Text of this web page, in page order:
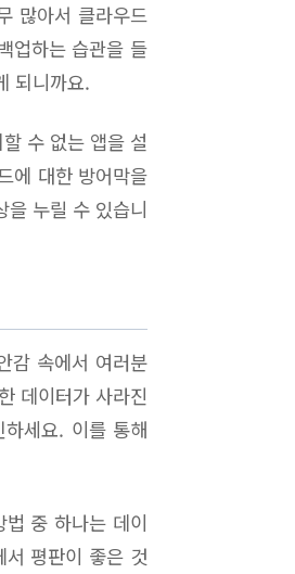
많아서 클라우드
업하는 습관을 들
되니까요.
수 없는 앱을 설
에 대한 방어막을
을 누릴 수 있습니
감 속에서 여러분
데이터가 사라진
세요. 이를 통해
중 하나는 데이
평판이 좋은 것